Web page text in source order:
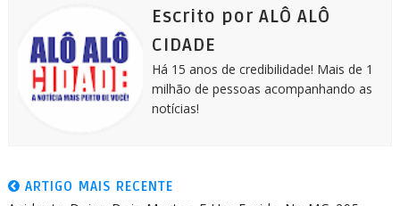
m
Escrito por ALÔ ALÔ
CIDADE
Há 15 anos de credibilidade! Mais de 1
milhão de pessoas acompanhando as
notícias!
ARTIGO MAIS RECENTE